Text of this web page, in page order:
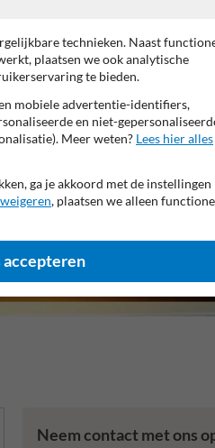
Anti-graffiti laminaat 99%
Neem contact met ons
technieken. Naast
plaatsen we ook analytische
te bieden.
mobiele advertentie-identifiers,
en niet-
Meer weten? Lees hier alles
ga je akkoord met de instellingen
weigeren, plaatsen we alleen
accepteren